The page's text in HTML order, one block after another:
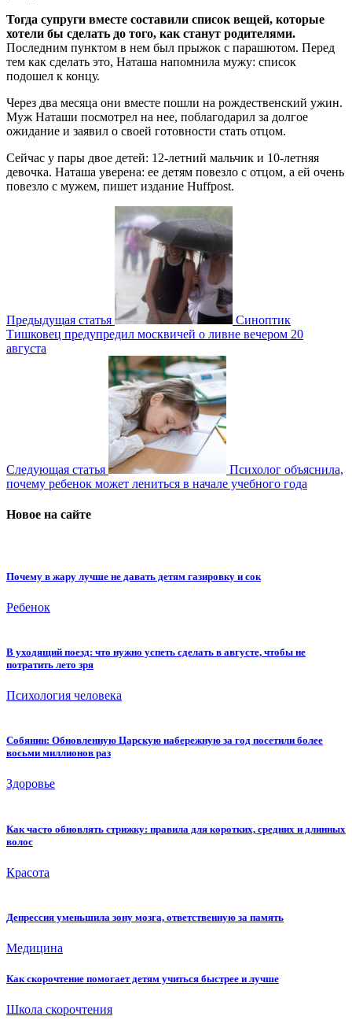
Тогда супруги вместе составили список вещей, которые
хотели бы сделать до того, как станут родителями.
Последним пунктом в нем был прыжок с парашютом. Перед
тем как сделать это, Наташа напомнила мужу: список
подошел к концу.
Через два месяца они вместе пошли на рождественский ужин.
Муж Наташи посмотрел на нее, поблагодарил за долгое
ожидание и заявил о своей готовности стать отцом.
Сейчас у пары двое детей: 12-летний мальчик и 10-летняя
девочка. Наташа уверена: ее детям повезло с отцом, а ей очень
повезло с мужем, пишет издание Huffpost.
Предыдущая статья
Синоптик
Тишковец предупредил москвичей о ливне вечером 20
августа
Следующая статья
Психолог объяснила,
почему ребенок может лениться в начале учебного года
Новое на сайте
Почему в жару лучше не давать детям газировку и сок
Ребенок
В уходящий поезд: что нужно успеть сделать в августе, чтобы не
потратить лето зря
Психология человека
Собянин: Обновленную Царскую набережную за год посетили более
восьми миллионов раз
Здоровье
Как часто обновлять стрижку: правила для коротких, средних и длинных
волос
Красота
Депрессия уменьшила зону мозга, ответственную за память
Медицина
Как скорочтение помогает детям учиться быстрее и лучше
Школа скорочтения